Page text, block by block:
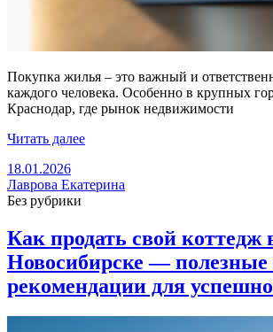
Покупка жилья – это важный и
каждого человека. Особенно в крупных
Краснодар, где рынок недвижимости
Читать далее
18.01.2026
Лаврова Екатерина
Без рубрики
Как продать свой коттедж
Новосибирске — полезные
рекомендации для